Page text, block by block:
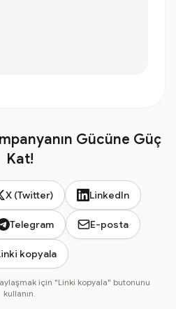
Gücüne Güç
Kat!
X (Twitter) LinkedIn
Telegram E-posta
kopyala
için "Linki kopyala" butonunu
kullanın.